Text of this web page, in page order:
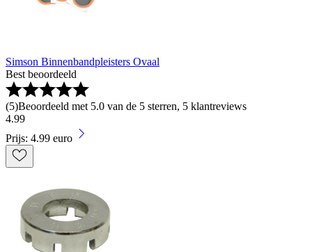
Simson Binnenbandpleisters Ovaal
Best beoordeeld
(5)Beoordeeld met 5.0 van de 5 sterren, 5 klantreviews
4.99
Prijs: 4.99 euro